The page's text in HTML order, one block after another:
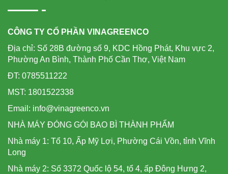
CÔNG TY CỔ PHẦN VINAGREENCO
Địa chỉ: Số 28B đường số 9, KDC Hồng Phát, Khu vực 2,
Phường An Bình, Thành Phố Cần Thơ, Việt Nam
ĐT: 0785511222
MST: 1801522338
Email: info@vinagreenco.vn
NHÀ MÁY ĐÓNG GÓI BAO BÌ THÀNH PHẨM
Nhà máy 1: Tổ 10, Ấp Mỹ Lợi, Phường Cái Vồn, tỉnh Vĩnh
Long
Nhà máy 2: Số 3372 Quốc lộ 54, tổ 4, ấp Đông Hưng 2,